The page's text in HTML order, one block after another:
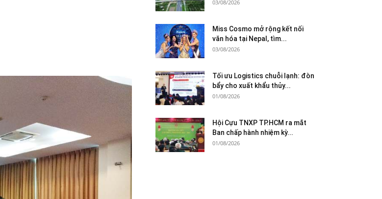
03/08/2026
Miss Cosmo mở rộng kết nối
văn hóa tại Nepal, tìm...
03/08/2026
Tối ưu Logistics chuỗi lạnh: đòn
bẩy cho xuất khẩu thủy...
01/08/2026
Hội Cựu TNXP TP.HCM ra mắt
Ban chấp hành nhiệm kỳ...
01/08/2026